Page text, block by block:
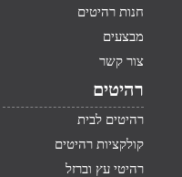
חנות רהיטים
מבצעים
צור קשר
רהיטים
רהיטים לבית
קולקציות רהיטים
רהיטי עץ וברזל